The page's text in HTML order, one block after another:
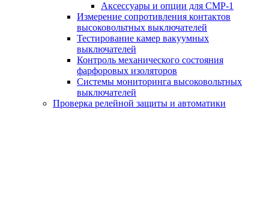
Аксессуары и опции для СМР-1
Измерение сопротивления контактов
высоковольтных выключателей
Тестирование камер вакуумных
выключателей
Контроль механического состояния
фарфоровых изоляторов
Системы мониторинга высоковольтных
выключателей
Проверка релейной защиты и автоматики